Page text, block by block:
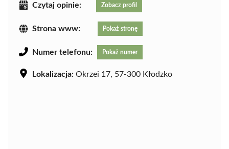
Czytaj opinie: Zobacz profil
Strona www: Pokaż stronę
Numer telefonu: Pokaż numer
Lokalizacja: Okrzei 17, 57-300 Kłodzko